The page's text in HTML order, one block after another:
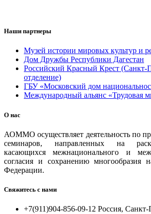
Наши партнеры
Музей истории мировых культур и
Дом Дружбы Республики Дагестан
Российский Красный Крест (Санкт-
отделение)
ГБУ «Московский дом
Международный альянс «Трудовая
О нас
АОММО осуществляет деятельность по
семинаров, направленных на
касающихся межнационального и
согласия и сохранению многообразия
Федерации.
Свяжитесь с нами
+7(911)904-856-09-12 Россия, Санкт-